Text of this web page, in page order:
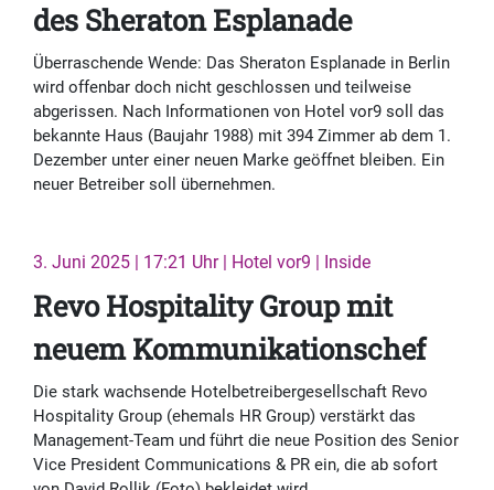
des Sheraton Esplanade
Überraschende Wende: Das Sheraton Esplanade in Berlin
wird offenbar doch nicht geschlossen und teilweise
abgerissen. Nach Informationen von Hotel vor9 soll das
bekannte Haus (Baujahr 1988) mit 394 Zimmer ab dem 1.
Dezember unter einer neuen Marke geöffnet bleiben. Ein
neuer Betreiber soll übernehmen.
3. Juni 2025 | 17:21 Uhr | Hotel vor9 | Inside
Revo Hospitality Group mit
neuem Kommunikationschef
Die stark wachsende Hotelbetreibergesellschaft Revo
Hospitality Group (ehemals HR Group) verstärkt das
Management-Team und führt die neue Position des Senior
Vice President Communications & PR ein, die ab sofort